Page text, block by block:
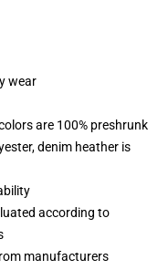
wear
are 100% preshrunk
denim heather is
according to
manufacturers